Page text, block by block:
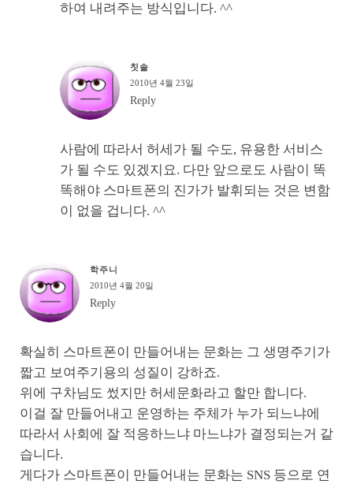
하여 내려주는 방식입니다. ^^
칫솔
2010년 4월 23일
Reply
사람에 따라서 허세가 될 수도, 유용한 서비스
가 될 수도 있겠지요. 다만 앞으로도 사람이 똑
똑해야 스마트폰의 진가가 발휘되는 것은 변함
이 없을 겁니다. ^^
학주니
2010년 4월 20일
Reply
확실히 스마트폰이 만들어내는 문화는 그 생명주기가
짧고 보여주기용의 성질이 강하죠.
위에 구차님도 썼지만 허세문화라고 할만 합니다.
이걸 잘 만들어내고 운영하는 주체가 누가 되느냐에
따라서 사회에 잘 적응하느냐 마느냐가 결정되는거 같
습니다.
게다가 스마트폰이 만들어내는 문화는 SNS 등으로 연